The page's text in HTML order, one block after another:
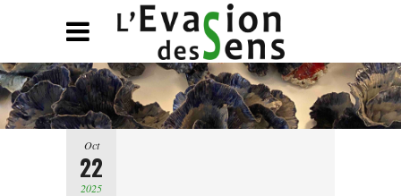
Oct
22
2025